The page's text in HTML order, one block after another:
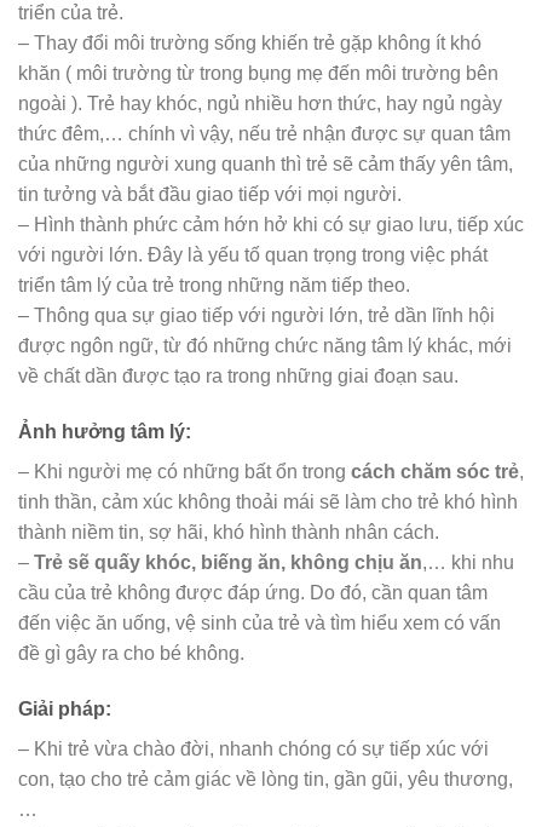
triển của trẻ.
– Thay đổi môi trường sống khiến trẻ gặp không ít khó
khăn ( môi trường từ trong bụng mẹ đến môi trường bên
ngoài ). Trẻ hay khóc, ngủ nhiều hơn thức, hay ngủ ngày
thức đêm,… chính vì vậy, nếu trẻ nhận được sự quan tâm
của những người xung quanh thì trẻ sẽ cảm thấy yên tâm,
tin tưởng và bắt đầu giao tiếp với mọi người.
– Hình thành phức cảm hớn hở khi có sự giao lưu, tiếp xúc
với người lớn. Đây là yếu tố quan trọng trong việc phát
triển tâm lý của trẻ trong những năm tiếp theo.
– Thông qua sự giao tiếp với người lớn, trẻ dần lĩnh hội
được ngôn ngữ, từ đó những chức năng tâm lý khác, mới
về chất dần được tạo ra trong những giai đoạn sau.
Ảnh hưởng tâm lý:
– Khi người mẹ có những bất ổn trong cách chăm sóc trẻ,
tinh thần, cảm xúc không thoải mái sẽ làm cho trẻ khó hình
thành niềm tin, sợ hãi, khó hình thành nhân cách.
– Trẻ sẽ quấy khóc, biếng ăn, không chịu ăn,… khi nhu
cầu của trẻ không được đáp ứng. Do đó, cần quan tâm
đến việc ăn uống, vệ sinh của trẻ và tìm hiểu xem có vấn
đề gì gây ra cho bé không.
Giải pháp:
– Khi trẻ vừa chào đời, nhanh chóng có sự tiếp xúc với
con, tạo cho trẻ cảm giác về lòng tin, gần gũi, yêu thương,
…